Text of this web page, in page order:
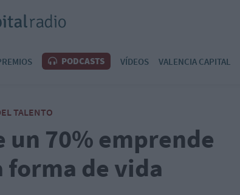
PODCASTS VÍDEOS VALENCIA CAPITAL
TALENTO
un 70% emprende
forma de vida